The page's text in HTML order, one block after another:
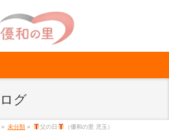
グ
未分類» 父の日 （優和の里 児玉）